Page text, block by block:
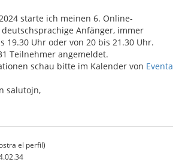
starte ich meinen 6. Online-
Anfänger, immer
19.30 Uhr oder von 20 bis 21.30 Uhr.
Teilnehmer angemeldet.
schau bitte im Kalender von Eventa
salutojn,
el perfil)